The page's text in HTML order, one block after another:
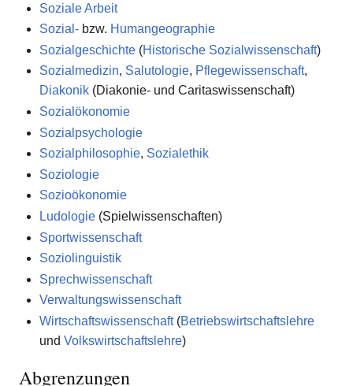
Soziale Arbeit
Sozial-bzw. Humangeographie
Sozialgeschichte(Historische Sozialwissenschaft)
Sozialmedizin, Salutologie, Pflegewissenschaft,
Diakonik(Diakonie- und Caritaswissenschaft)
Sozialökonomie
Sozialpsychologie
Sozialphilosophie, Sozialethik
Soziologie
Sozioökonomie
Ludologie(Spielwissenschaften)
Sportwissenschaft
Soziolinguistik
Sprechwissenschaft
Verwaltungswissenschaft
Wirtschaftswissenschaft(Betriebswirtschaftslehre
und Volkswirtschaftslehre)
Abgrenzungen